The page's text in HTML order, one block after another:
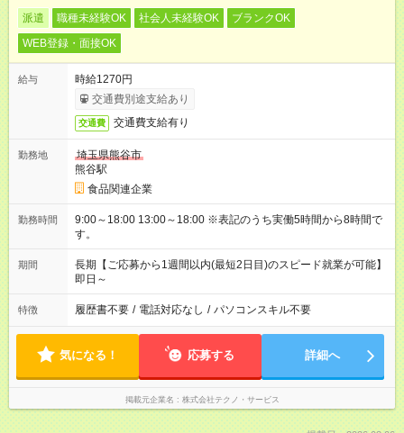
派遣 職種未経験OK 社会人未経験OK
ブランクOK
WEB登録・面接OK
給与
時給1270円
交通費別途支給あり
交通費 交通費支給有り
勤務地
埼玉県熊谷市
熊谷駅
食品関連企業
勤務時間
9:00～18:00 13:00～18:00 ※表記のうち実働5時間から8時間で
す。
期間
長期【ご応募から1週間以内(最短2日目)のスピード就業が可能】
即日～
特徴 履歴書不要 / 電話対応なし / パソコンスキル不要
気になる！ 応募する 詳細へ
掲載元企業名 株式会社テクノ・サービス